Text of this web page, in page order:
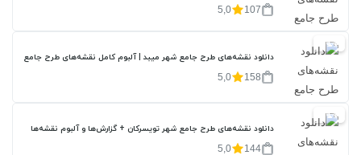
107
5,0
20%
دانلود نقشه‌های طرح جامع شهر میبد | آلبوم کامل نقشه‌های طرح جامع
158
5,0
20%
دانلود نقشه‌های طرح جامع شهر تویسرکان + گزارش‌ها و آلبوم نقشه‌ها
144
5,0